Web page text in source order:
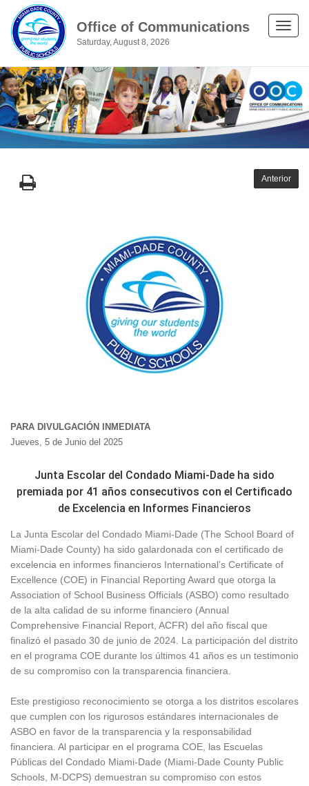
Office of Communications
Saturday, August 8, 2026
Toggle
Anterior
PARA DIVULGACIÓN INMEDIATA
Jueves, 5 de Junio del 2025
Junta Escolar del Condado Miami-Dade ha sido
premiada por 41 años consecutivos con el Certificado
de Excelencia en Informes Financieros
La Junta Escolar del Condado Miami-Dade (The School Board of
Miami-Dade County) ha sido galardonada con el certificado de
excelencia en informes financieros International’s Certificate of
Excellence (COE) in Financial Reporting Award que otorga la
Association of School Business Officials (ASBO) como resultado
de la alta calidad de su informe financiero (Annual
Comprehensive Financial Report, ACFR) del año fiscal que
finalizó el pasado 30 de junio de 2024. La participación del distrito
en el programa COE durante los últimos 41 años es un testimonio
de su compromiso con la transparencia financiera.
Este prestigioso reconocimiento se otorga a los distritos escolares
que cumplen con los rigurosos estándares internacionales de
ASBO en favor de la transparencia y la responsabilidad
financiera. Al participar en el programa COE, las Escuelas
Públicas del Condado Miami-Dade (Miami-Dade County Public
Schools, M-DCPS) demuestran su compromiso con estos